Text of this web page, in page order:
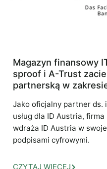
Magazyn finansowy
sproof i A-Trust
partnerską w
Jako oficjalny partner ds.
usług dla ID Austria,
wdraża ID Austria w
podpisami cyfrowymi.
CZYTAJ WIĘCEJ